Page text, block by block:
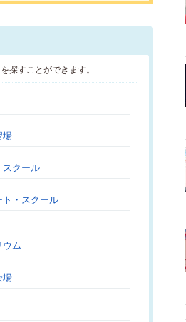
探すことができます。
場
スクール
・スクール
ウム
場